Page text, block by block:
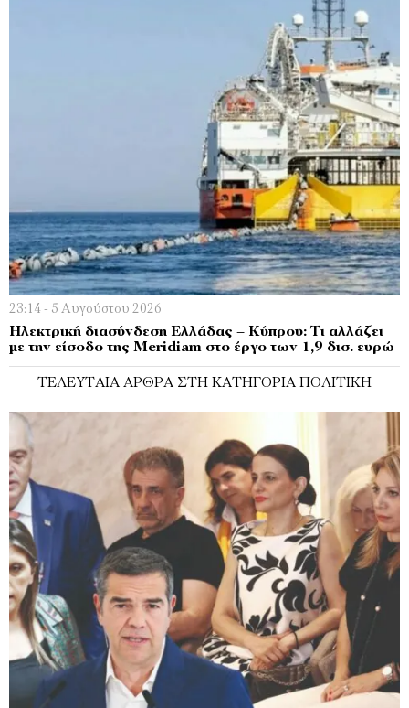
23:14 - 5 Αυγούστου 2026
Ηλεκτρική διασύνδεση Ελλάδας – Κύπρου: Τι αλλάζει
με την είσοδο της Meridiam στο έργο των 1,9 δισ. ευρώ
ΤΕΛΕΥΤΑΊΑ ΆΡΘΡΑ ΣΤΗ ΚΑΤΗΓΟΡΊΑ ΠΟΛΙΤΙΚΉ